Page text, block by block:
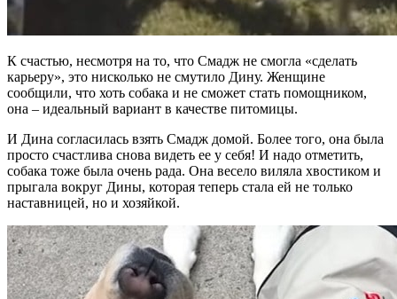
К счастью, несмотря на то, что Смадж не смогла «сделать
карьеру», это нисколько не смутило Дину. Женщине
сообщили, что хоть собака и не сможет стать помощником,
она – идеальный вариант в качестве питомицы.
И Дина согласилась взять Смадж домой. Более того, она была
просто счастлива снова видеть ее у себя! И надо отметить,
собака тоже была очень рада. Она весело виляла хвостиком и
прыгала вокруг Дины, которая теперь стала ей не только
наставницей, но и хозяйкой.